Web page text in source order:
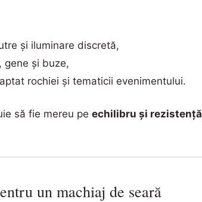
și iluminare discretă,
gene și buze,
rochiei și tematicii evenimentului.
să fie mereu peechilibru și rezistență
un machiaj de seară